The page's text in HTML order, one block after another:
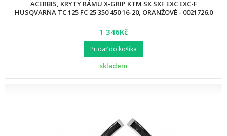
ACERBIS, KRYTY RÁMU X-GRIP KTM SX SXF EXC EXC-F
HUSQVARNA TC 125 FC 25 350 450 16-20, ORANŽOVÉ - 0021726.0
1 346Kč
Pridať do košíka
skladem